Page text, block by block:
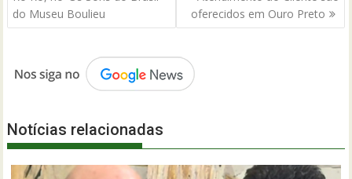
Post
do Museu Boulieu
oferecidos em Ouro Preto
Notícias relacionadas